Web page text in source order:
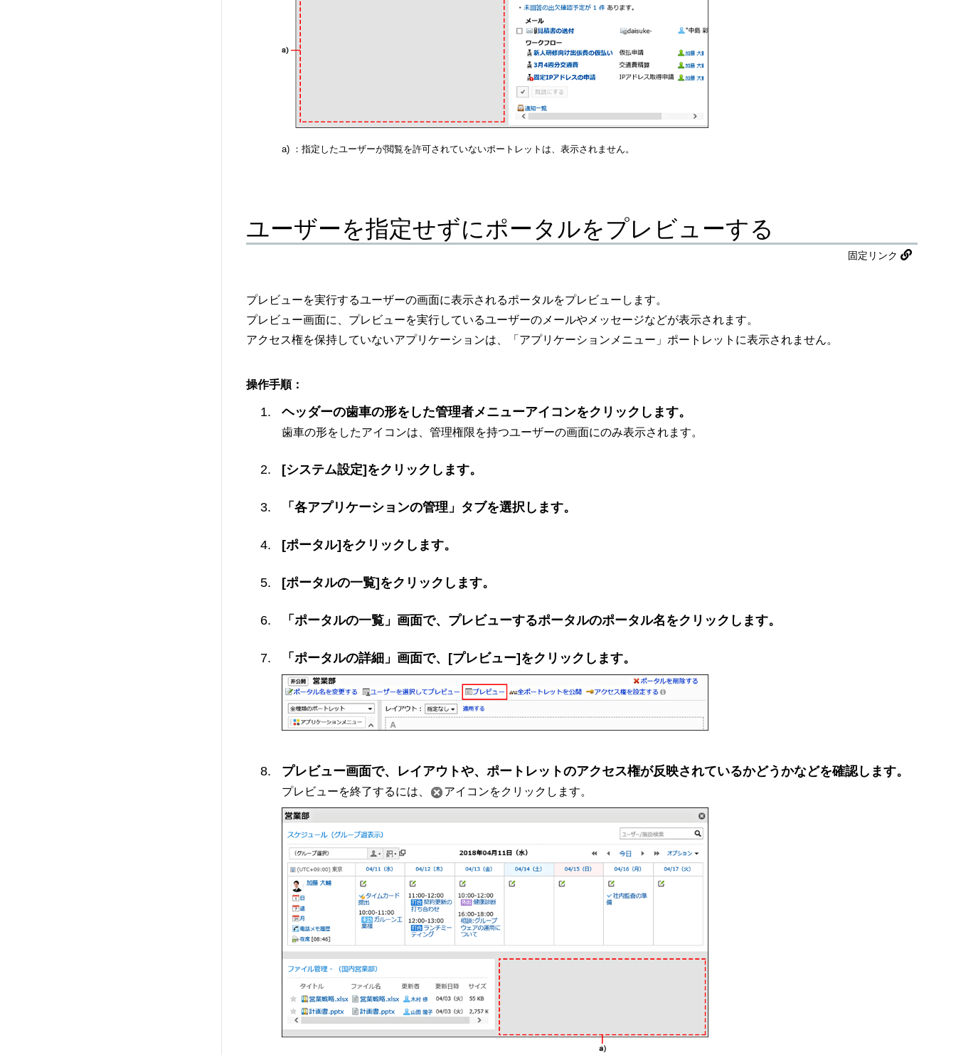
a) ：指定したユーザーが閲覧を許可されていないポートレットは、表示されません。
ユーザーを指定せずにポータルをプレビューする
固定リンク
プレビューを実行するユーザーの画面に表示されるポータルをプレビューします。
プレビュー画面に、プレビューを実行しているユーザーのメールやメッセージなどが表示されます。
アクセス権を保持していないアプリケーションは、「アプリケーションメニュー」ポートレットに表示されません。
操作手順：
ヘッダーの歯車の形をした管理者メニューアイコンをクリックします。
歯車の形をしたアイコンは、管理権限を持つユーザーの画面にのみ表示されます。
[システム設定]をクリックします。
「各アプリケーションの管理」タブを選択します。
[ポータル]をクリックします。
[ポータルの一覧]をクリックします。
「ポータルの一覧」画面で、プレビューするポータルのポータル名をクリックします。
「ポータルの詳細」画面で、[プレビュー]をクリックします。
プレビュー画面で、レイアウトや、ポートレットのアクセス権が反映されているかどうかなどを確認します。
プレビューを終了するには、 アイコンをクリックします。